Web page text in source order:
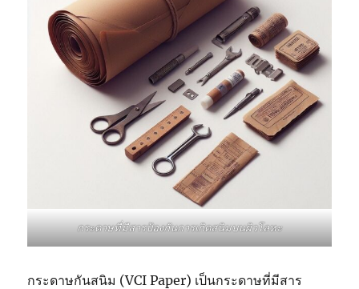
กระดาษที่มีสารป้องกันการเกิดสนิมบนผิวโลหะ
กระดาษกันสนิม (VCI Paper) เป็นกระดาษที่มีสาร